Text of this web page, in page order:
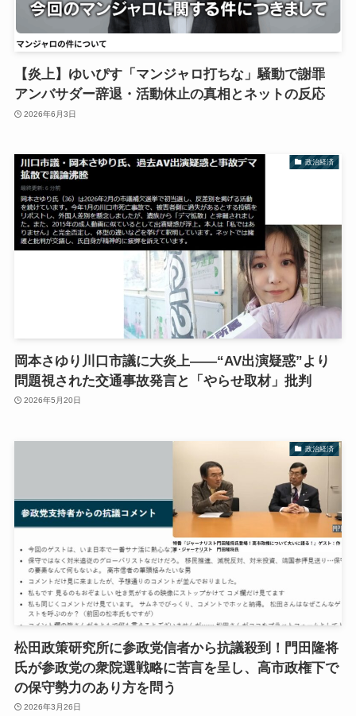
【炎上】ゆいぴす「マンジャロ打ちな」騒動で謝罪
アンバサダー辞退・活動休止の真相とネットの反応
2026年6月3日
政治経済
岡本さゆり川口市議に大炎上――“AV出演疑惑”より
問題視された交通事故発言と「やらせ取材」批判
2026年5月20日
政治経済
松田政策研究所に参政党信者から抗議殺到！門田隆将
氏が参政党の衆院選戦略に苦言を呈し、高市政権下で
の保守勢力のあり方を問う
2026年3月26日